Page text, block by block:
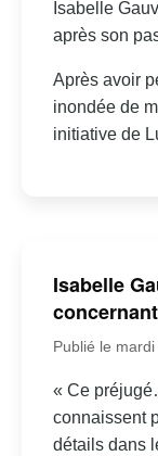
Isabelle
après son
Après avoir
inondée de
initiative de
Isabelle
Publié le
« Ce
connaissent
détails dans